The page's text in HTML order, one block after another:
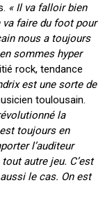
« Il va falloir bien
va faire du foot pour
nous a toujours
sommes hyper
rock, tendance
est une sorte de
toulousain.
la
toujours en
l’auditeur
autre jeu. C’est
le cas. On est